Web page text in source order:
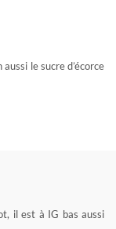
le sucre d’écorce
il est à IG bas aussi